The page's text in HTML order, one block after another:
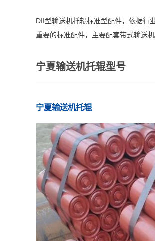
DII型输送机托辊标准型配件，依据行
重要的标准配件，主要配套带式输送机
宁夏输送机托辊型号
宁夏输送机托辊